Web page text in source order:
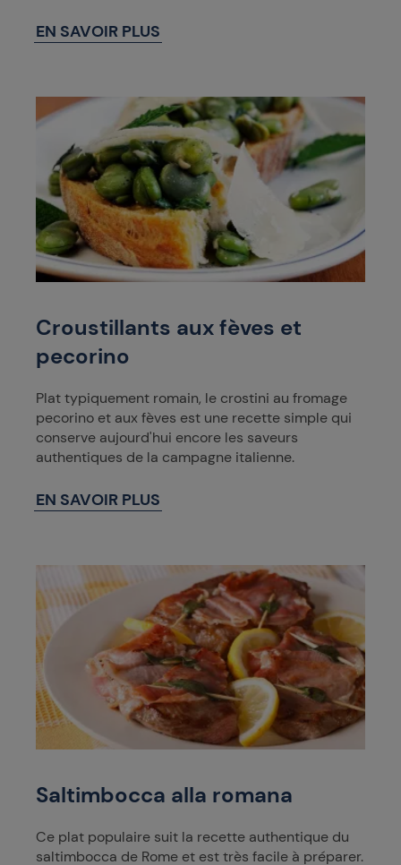
EN SAVOIR PLUS
Croustillants aux fèves et
pecorino
Plat typiquement romain, le crostini au fromage
pecorino et aux fèves est une recette simple qui
conserve aujourd'hui encore les saveurs
authentiques de la campagne italienne.
EN SAVOIR PLUS
Saltimbocca alla romana
Ce plat populaire suit la recette authentique du
saltimbocca de Rome et est très facile à préparer.